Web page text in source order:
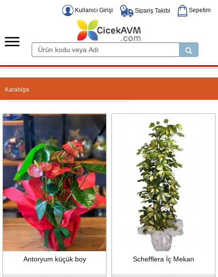
Kullanıcı Girişi Sipariş Takibi Sepetim
Karabiga
Antoryum küçük boy Schefflera İç Mekan